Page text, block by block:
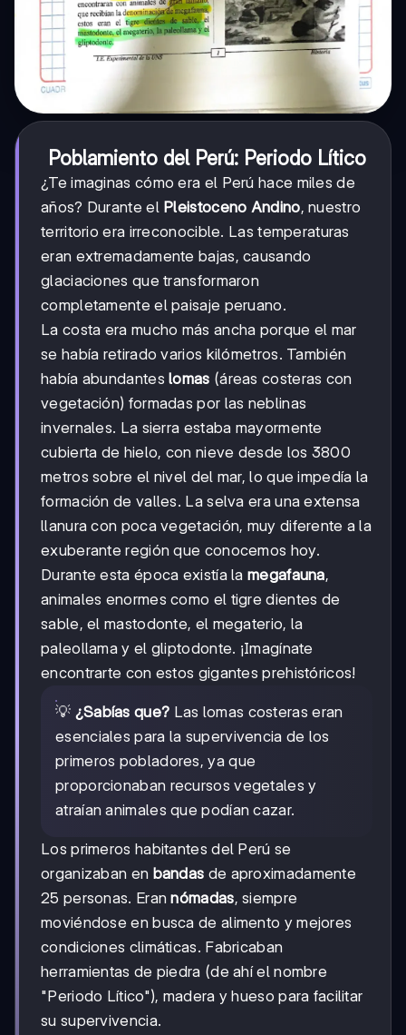
Poblamiento del Perú: Periodo Lítico
¿Te imaginas cómo era el Perú hace miles de
años? Durante el Pleistoceno Andino, nuestro
territorio era irreconocible. Las temperaturas
eran extremadamente bajas, causando
glaciaciones que transformaron
completamente el paisaje peruano.
La costa era mucho más ancha porque el mar
se había retirado varios kilómetros. También
había abundanteslomas (áreas costeras con
vegetación) formadas por las neblinas
invernales. La sierra estaba mayormente
cubierta de hielo, con nieve desde los 3800
metros sobre el nivel del mar, lo que impedía la
formación de valles. La selva era una extensa
llanura con poca vegetación, muy diferente a la
exuberante región que conocemos hoy.
Durante esta época existía la megafauna,
animales enormes como el tigre dientes de
sable, el mastodonte, el megaterio, la
paleollama y el gliptodonte. ¡Imagínate
encontrarte con estos gigantes prehistóricos!
💡 ¿Sabías que? Las lomas costeras eran
esenciales para la supervivencia de los
primeros pobladores, ya que
proporcionaban recursos vegetales y
atraían animales que podían cazar.
Los primeros habitantes del Perú se
organizaban en bandas de aproximadamente
25 personas. Erannómadas, siempre
moviéndose en busca de alimento y mejores
condiciones climáticas. Fabricaban
herramientas de piedra (de ahí el nombre
"Periodo Lítico"), madera y hueso para facilitar
su supervivencia.